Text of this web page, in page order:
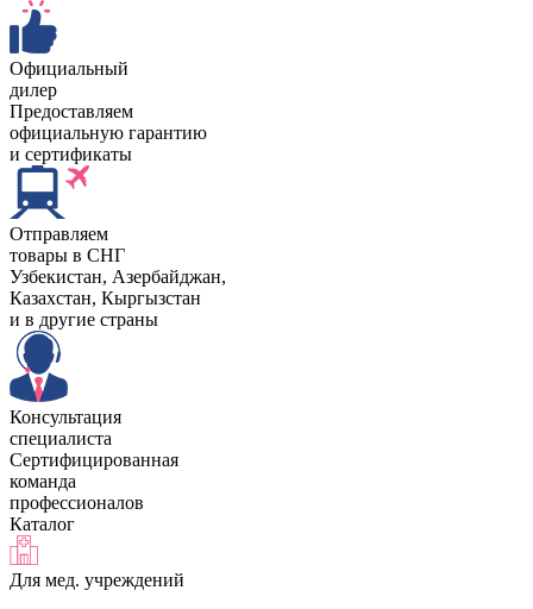
Официальный
дилер
Предоставляем
официальную гарантию
и сертификаты
Отправляем
товары в СНГ
Узбекистан, Aзербайджан,
Казахстан, Кыргызстан
и в другие страны
Консультация
специалиста
Сертифицированная
команда
профессионалов
Каталог
Для мед. учреждений